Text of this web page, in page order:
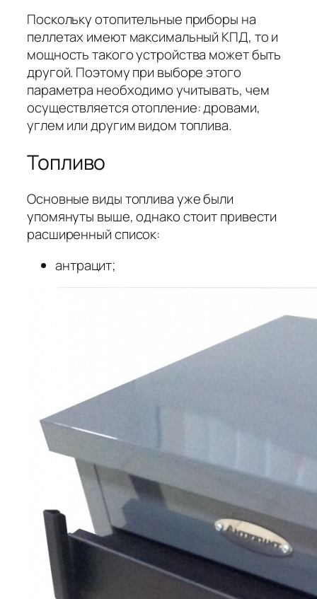
Поскольку отопительные приборы на
пеллетах имеют максимальный КПД, то и
мощность такого устройства может быть
другой. Поэтому при выборе этого
параметра необходимо учитывать, чем
осуществляется отопление: дровами,
углем или другим видом топлива.
Топливо
Основные виды топлива уже были
упомянуты выше, однако стоит привести
расширенный список:
антрацит;